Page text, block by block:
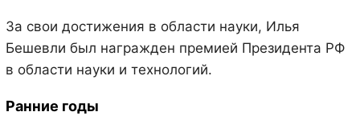
За свои достижения в области науки, Илья
Бешевли был награжден премией Президента РФ
в области науки и технологий.
Ранние годы